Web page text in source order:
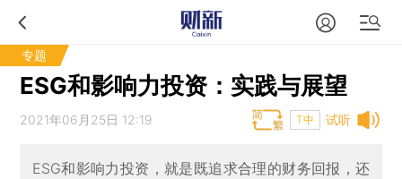
专题
ESG和影响力投资：实践与展望
试听
2021年06月25日 12:19 T中
ESG和影响力投资，就是既追求合理的财务回报，还